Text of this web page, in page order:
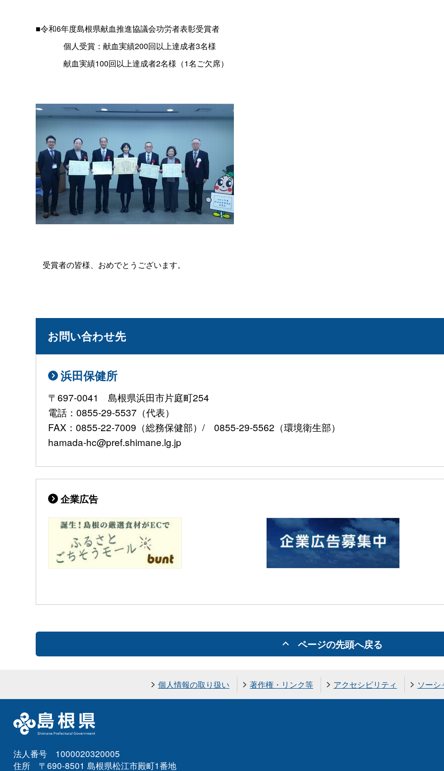
■令和6年度島根県献血推進協議会功労者表彰受賞者
個人受賞：献血実績200回以上達成者3名様
献血実績100回以上達成者2名様（1名ご欠席）
受賞者の皆様、おめでとうございます。
お問い合わせ先
浜田保健所
〒697-0041 島根県浜田市片庭町254
電話：0855-29-5537（代表）
FAX：0855-22-7009（総務保健部）/ 0855-29-5562（環境衛生部）
hamada-hc@pref.shimane.lg.jp
企業広告
ページの先頭へ戻る
個人情報の取り扱い 著作権・リンク等 アクセシビリティ ソー
法人番号 1000020320005
住所 〒690-8501 島根県松江市殿町1番地